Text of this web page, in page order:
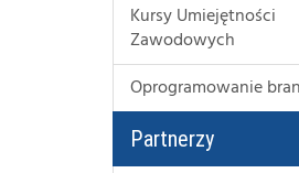
Kursy Umiejętności
Zawodowych
Oprogramowanie
Partnerzy